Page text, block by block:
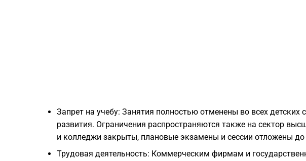
Запрет на учебу: Занятия полностью отменены во всех детских
развития. Ограничения распространяются также на сектор
и колледжи закрыты, плановые экзамены и сессии отложены
Трудовая деятельность: Коммерческим фирмам и